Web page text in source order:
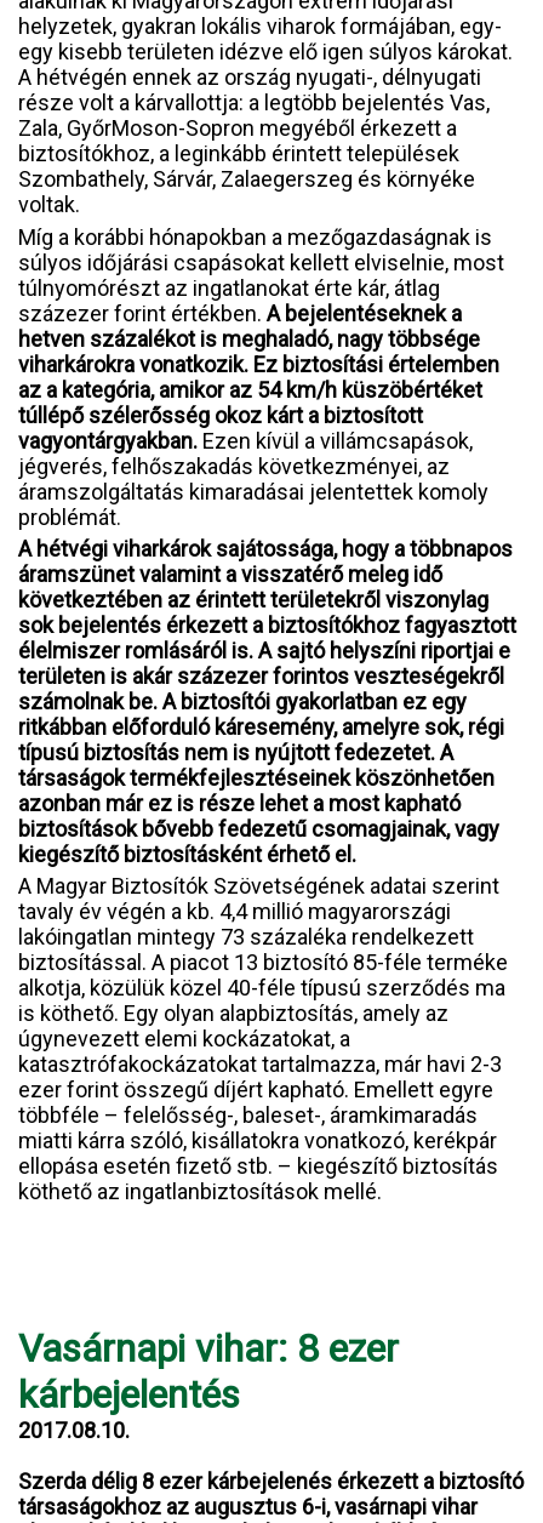
helyzetek, gyakran lokális viharok formájában, egy-
egy kisebb területen idézve elő igen súlyos károkat.
A hétvégén ennek az ország nyugati-, délnyugati
része volt a kárvallottja: a legtöbb bejelentés Vas,
Zala, GyőrMoson-Sopron megyéből érkezett a
biztosítókhoz, a leginkább érintett települések
Szombathely, Sárvár, Zalaegerszeg és környéke
voltak.
Míg a korábbi hónapokban a mezőgazdaságnak is
súlyos időjárási csapásokat kellett elviselnie, most
túlnyomórészt az ingatlanokat érte kár, átlag
százezer forint értékben. A bejelentéseknek a
hetven százalékot is meghaladó, nagy többsége
viharkárokra vonatkozik. Ez biztosítási értelemben
az a kategória, amikor az 54 km/h küszöbértéket
túllépő szélerősség okoz kárt a biztosított
vagyontárgyakban. Ezen kívül a villámcsapások,
jégverés, felhőszakadás következményei, az
áramszolgáltatás kimaradásai jelentettek komoly
problémát.
A hétvégi viharkárok sajátossága, hogy a többnapos
áramszünet valamint a visszatérő meleg idő
következtében az érintett területekről viszonylag
sok bejelentés érkezett a biztosítókhoz fagyasztott
élelmiszer romlásáról is. A sajtó helyszíni riportjai e
területen is akár százezer forintos veszteségekről
számolnak be. A biztosítói gyakorlatban ez egy
ritkábban előforduló káresemény, amelyre sok, régi
típusú biztosítás nem is nyújtott fedezetet. A
társaságok termékfejlesztéseinek köszönhetően
azonban már ez is része lehet a most kapható
biztosítások bővebb fedezetű csomagjainak, vagy
kiegészítő biztosításként érhető el.
A Magyar Biztosítók Szövetségének adatai szerint
tavaly év végén a kb. 4,4 millió magyarországi
lakóingatlan mintegy 73 százaléka rendelkezett
biztosítással. A piacot 13 biztosító 85-féle terméke
alkotja, közülük közel 40-féle típusú szerződés ma
is köthető. Egy olyan alapbiztosítás, amely az
úgynevezett elemi kockázatokat, a
katasztrófakockázatokat tartalmazza, már havi 2-3
ezer forint összegű díjért kapható. Emellett egyre
többféle – felelősség-, baleset-, áramkimaradás
miatti kárra szóló, kisállatokra vonatkozó, kerékpár
ellopása esetén fizető stb. – kiegészítő biztosítás
köthető az ingatlanbiztosítások mellé.
Vasárnapi vihar: 8 ezer
kárbejelentés
2017.08.10.
Szerda délig 8 ezer kárbejelenés érkezett a biztosító
társaságokhoz az augusztus 6-i, vasárnapi vihar